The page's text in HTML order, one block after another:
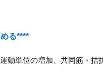
る****
動単位の増加、共同筋・拮